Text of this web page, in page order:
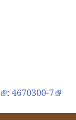
: 4670300-7